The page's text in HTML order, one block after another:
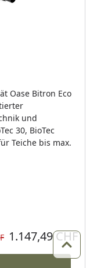
Oase Bitron Eco
und
30, BioTec
Teiche bis max.
1.147,49 CHF
Zum